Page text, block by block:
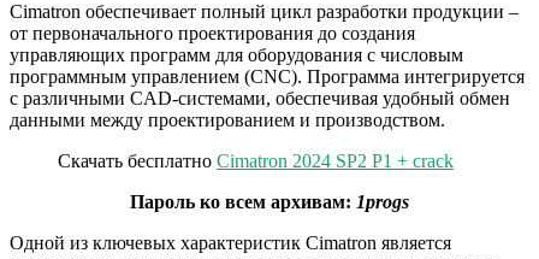
Cimatron обеспечивает полный цикл разработки продукции –
от первоначального проектирования до создания
управляющих программ для оборудования с числовым
программным управлением (CNC). Программа интегрируется
с различными CAD-системами, обеспечивая удобный обмен
данными между проектированием и производством.
Скачать бесплатно Cimatron 2024 SP2 P1 + crack
Пароль ко всем архивам: 1progs
Одной из ключевых характеристик Cimatron является